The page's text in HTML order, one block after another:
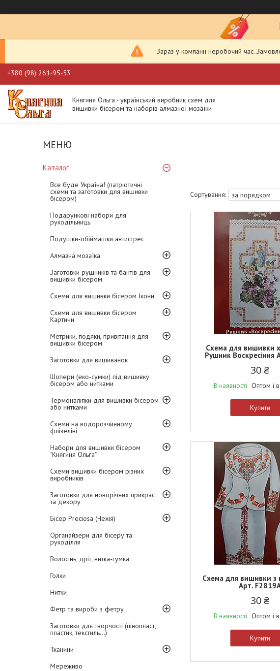
Зараз у компанії неробочий час.
+380 (98) 261-95-53
Княгиня Ольга - український виробник схем для
вишивки бісером та наборів алмазної мозаїки
Каталог
Все буде Україна! (патріотичні
схеми та заготовки для вишивки
бісером)
Подарункові набори для
рукодільниць
Подушки-обіймашки антистрес
Алмазна мозаїка
Заготовки рушників та бантів для
вишивки бісером
Схеми для вишивки бісером Ікони
Схеми для вишивки бісером
Картини
Метрики, подяки, привітання для
вишивки бісером
Заготовки для вишиванок
Шопери (еко-сумки) під вишивку
бісером або нитками
Термоналіпки для вишивки бісером
або нитками
Схеми на водорозчинному
флізеліні
Набори для вишивки бісером
"Княгиня Ольга"
Схеми вишивки бісером різних
виробників
Заготовки для новорічних прикрас
та декору
Бісер Preciosa (Чехія)
Органайзери для бісеру та
рукоділля
Волосінь, дріт, нитка-гумка
Голки
Нитки
Фетр та вироби з фетру
Заготовки для творчості (пінопласт,
пластик, текстиль...)
Тканини
Мереживо
Схема для вишивки
Рушник Воскресіння
30 ₴
В наявності Оптом і
Купити
Схема для вишивки з
Арт.
30 ₴
В наявності Оптом і
Купити